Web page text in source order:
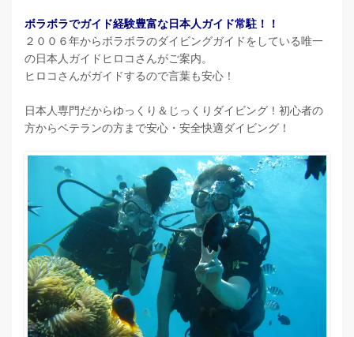
ボラボラでガイド経験豊富な日本人ガイド常駐！！
２００６年からボラボラのダイビングガイドをしている唯一
の日本人ガイドヒロコさんがご案内。
ヒロコさんがガイドするので言葉も安心！
日本人専門だからゆっくり＆じっくりダイビング！初心者の
方からベテランの方まで安心・安全快適ダイビング！